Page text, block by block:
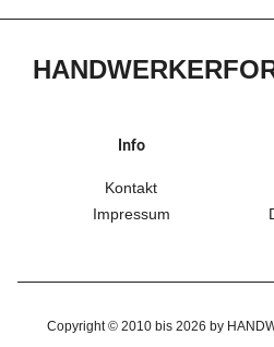
Info
Kontakt
Impressum
Copyright © 2010 bis 2026 by